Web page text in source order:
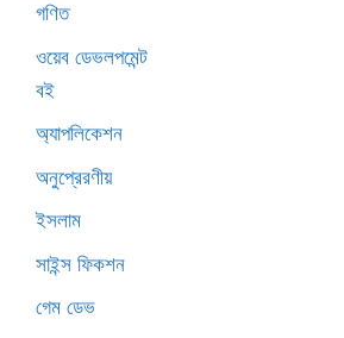
গণিত
ওয়েব ডেভলপমেন্ট
বই
অ্যাপলিকেশন
অনুপ্রেরণীয়
ইসলাম
সাইন্স ফিকশন
গেম ডেভ